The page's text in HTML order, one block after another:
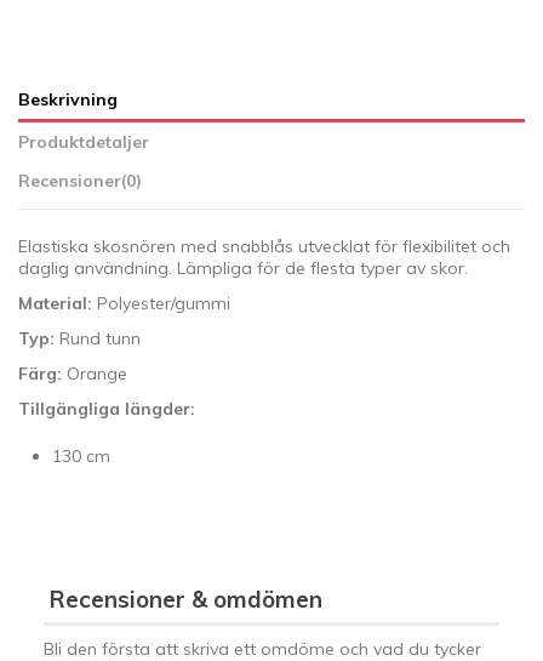
Beskrivning
Produktdetaljer
Recensioner(0)
Elastiska skosnören med snabblås utvecklat för flexibilitet och
daglig användning. Lämpliga för de flesta typer av skor.
Material: Polyester/gummi
Typ: Rund tunn
Färg: Orange
Tillgängliga längder:
130 cm
Recensioner & omdömen
Bli den första att skriva ett omdöme och vad du tycker